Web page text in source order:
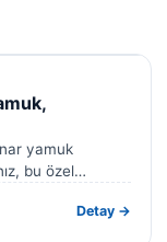
yamuk
bu özel
Detay →